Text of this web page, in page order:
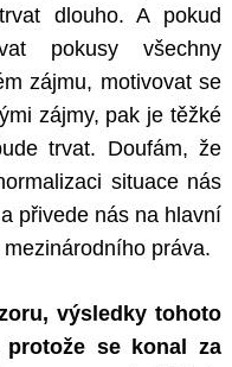
dlouho. A pokud
pokusy všechny
zájmu, motivovat se
zájmy, pak je těžké
trvat. Doufám, že
situace nás
přivede nás na hlavní
práva.
výsledky tohoto
se konal za